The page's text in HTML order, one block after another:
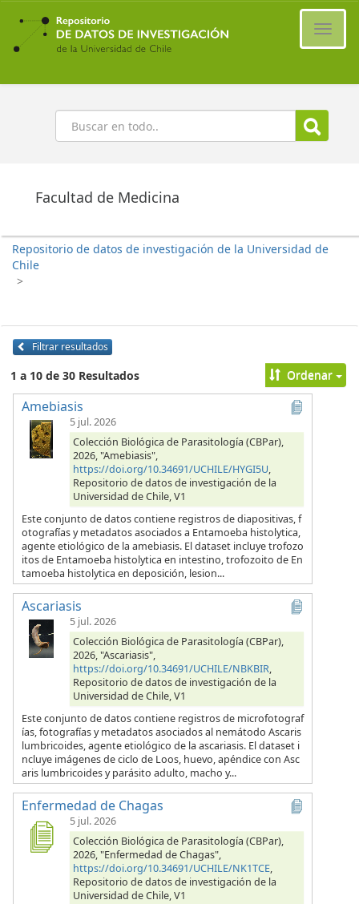
Ir
contenido
principal
Buscar
Facultad de Medicina
Repositorio de datos de investigación de la Universidad de
Chile
>
Filtrar resultados
1 a 10 de 30 Resultados Ordenar
Amebiasis
5 jul. 2026
Colección Biológica de Parasitología (CBPar),
2026, "Amebiasis",
https://doi.org/10.34691/UCHILE/HYGI5U,
Repositorio de datos de investigación de la
Universidad de Chile, V1
Este conjunto de datos contiene registros de diapositivas, f
otografías y metadatos asociados a Entamoeba histolytica,
agente etiológico de la amebiasis. El dataset incluye trofozo
itos de Entamoeba histolytica en intestino, trofozoito de En
tamoeba histolytica en deposición, lesion...
Ascariasis
5 jul. 2026
Colección Biológica de Parasitología (CBPar),
2026, "Ascariasis",
https://doi.org/10.34691/UCHILE/NBKBIR,
Repositorio de datos de investigación de la
Universidad de Chile, V1
Este conjunto de datos contiene registros de microfotograf
ías, fotografías y metadatos asociados al nemátodo Ascaris
lumbricoides, agente etiológico de la ascariasis. El dataset i
ncluye imágenes de ciclo de Loos, huevo, apéndice con Asc
aris lumbricoides y parásito adulto, macho y...
Enfermedad de Chagas
5 jul. 2026
Colección Biológica de Parasitología (CBPar),
2026, "Enfermedad de Chagas",
https://doi.org/10.34691/UCHILE/NK1TCE,
Repositorio de datos de investigación de la
Universidad de Chile, V1